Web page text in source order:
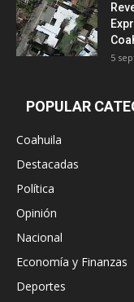
5
POPULAR
Coahuila
Destacadas
Política
Opinión
Nacional
Economía y Finanzas
Deportes